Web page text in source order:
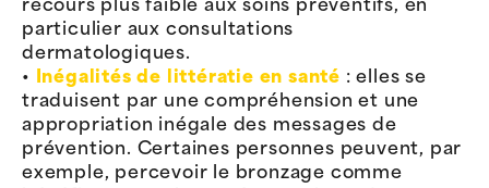
recours plus faible aux soins préventifs, en
particulier aux consultations
dermatologiques.
•
Inégalités de littératie en santé : elles se
traduisent par une compréhension et une
appropriation inégale des messages de
prévention. Certaines personnes peuvent, par
exemple, percevoir le bronzage comme